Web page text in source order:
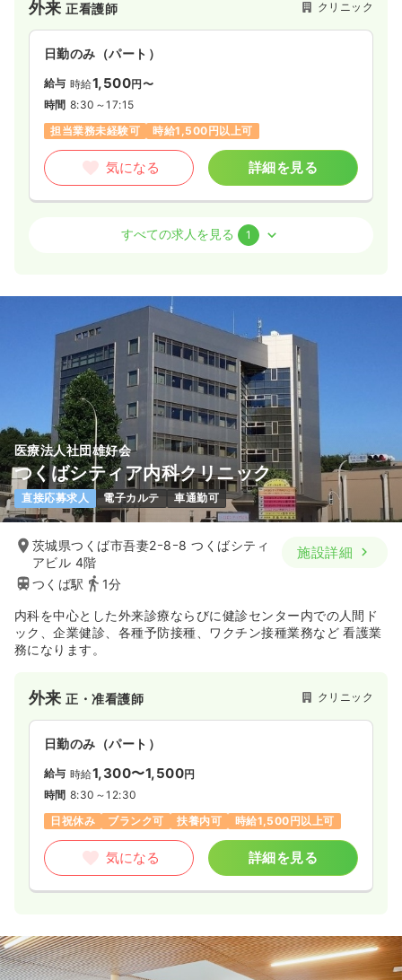
外来正看護師 クリニック
日勤のみ（パート）
給与 時給1,500円〜
時間 8:30～17:15
担当業務未経験可
時給1,500円以上可
気になる 詳細を見る
介護・福祉系正看護師
1,500〜1,700
8:30～17:15
土日休み
担当業務未経験可 時給1,700円以上可
気になる 詳細を見る
すべての求人を見る 1
医療法人社団雄好会
つくばシティア内科クリニック
直接応募求人 電子カルテ 車通勤可
茨城県つくば市吾妻2ｰ8ｰ8 つくばシティ
アビル 4階
つくば駅
1分
施設詳細
内科を中心とした外来診療ならびに健診センター内での人間ド
ック、企業健診、各種予防接種、ワクチン接種業務など 看護業
務になります。
外来正・准看護師 クリニック
日勤のみ（パート）
給与 時給1,300〜1,500円
時間 8:30～12:30
日祝休み
ブランク可 扶養内可 時給1,500円以上可
気になる 詳細を見る